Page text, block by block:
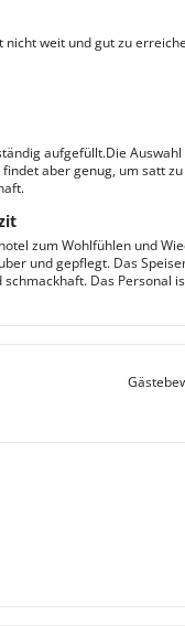
nicht weit und gut zu
aufgefüllt.Die
aber genug, um satt
zum Wohlfühlen und
und gepflegt. Das
Das Personal